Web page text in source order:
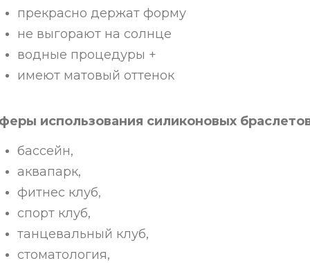
прекрасно держат форму
не выгорают на солнце
водные процедуры +
имеют матовый оттенок
использования силиконовых браслето
бассейн,
аквапарк,
фитнес клуб,
спорт клуб,
танцевальный клуб,
стоматология,